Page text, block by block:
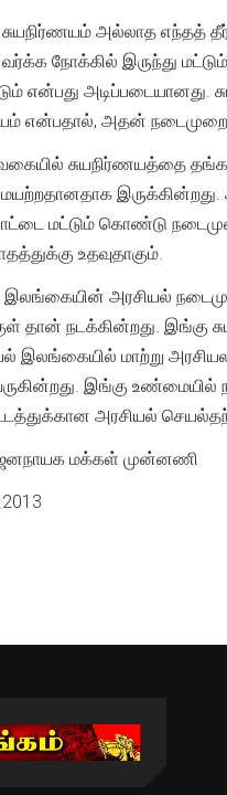
அல்லாத எந்தத்
நோக்கில் இருந்து
என்பது அடிப்படையானது.
என்பதால், அதன்
சுயநிர்ணயத்தை
மட்டும் கொண்டு
உதவுதாகும்.
அரசியல்
தான் நடக்கின்றது. இங்கு
இலங்கையில் மாற்று
இங்கு
அரசியல்
ஜனநாயக மக்கள் முன்னணி